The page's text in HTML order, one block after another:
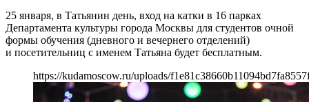
25 января, в Татьянин день, вход на катки в 16 парках
Департамента культуры города Москвы для студентов очной
формы обучения (дневного и вечернего отделений)
и посетительниц с именем Татьяна будет бесплатным.
https://kudamoscow.ru/uploads/